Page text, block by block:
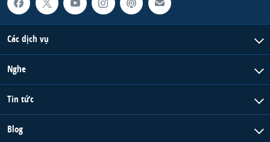
Các dịch vụ
Nghe
Tin tức
Blog